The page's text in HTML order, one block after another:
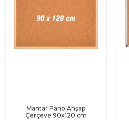
Mantar Pano Ahşap
Çerçeve 90x120 cm